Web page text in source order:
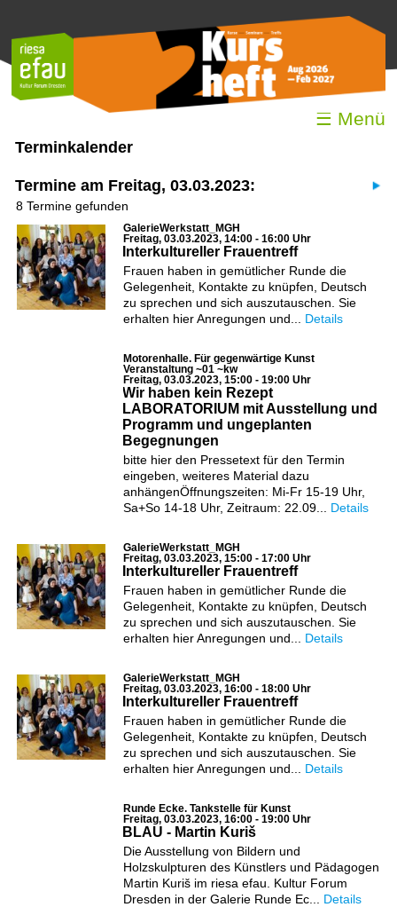
☰ Menü
Terminkalender
Termine am Freitag, 03.03.2023:
8 Termine gefunden
GalerieWerkstatt_MGH
Freitag, 03.03.2023, 14:00 - 16:00 Uhr
Interkultureller Frauentreff
Frauen haben in gemütlicher Runde die
Gelegenheit, Kontakte zu knüpfen, Deutsch
zu sprechen und sich auszutauschen. Sie
erhalten hier Anregungen und... Details
Motorenhalle. Für gegenwärtige Kunst
Veranstaltung ~01 ~kw
Freitag, 03.03.2023, 15:00 - 19:00 Uhr
Wir haben kein Rezept
LABORATORIUM mit Ausstellung und
Programm und ungeplanten
Begegnungen
bitte hier den Pressetext für den Termin
eingeben, weiteres Material dazu
anhängenÖffnungszeiten: Mi-Fr 15-19 Uhr,
Sa+So 14-18 Uhr, Zeitraum: 22.09... Details
GalerieWerkstatt_MGH
Freitag, 03.03.2023, 15:00 - 17:00 Uhr
Interkultureller Frauentreff
Frauen haben in gemütlicher Runde die
Gelegenheit, Kontakte zu knüpfen, Deutsch
zu sprechen und sich auszutauschen. Sie
erhalten hier Anregungen und... Details
GalerieWerkstatt_MGH
Freitag, 03.03.2023, 16:00 - 18:00 Uhr
Interkultureller Frauentreff
Frauen haben in gemütlicher Runde die
Gelegenheit, Kontakte zu knüpfen, Deutsch
zu sprechen und sich auszutauschen. Sie
erhalten hier Anregungen und... Details
Runde Ecke. Tankstelle für Kunst
Freitag, 03.03.2023, 16:00 - 19:00 Uhr
BLAU - Martin Kuriš
Die Ausstellung von Bildern und
Holzskulpturen des Künstlers und Pädagogen
Martin Kuriš im riesa efau. Kultur Forum
Dresden in der Galerie Runde Ec... Details